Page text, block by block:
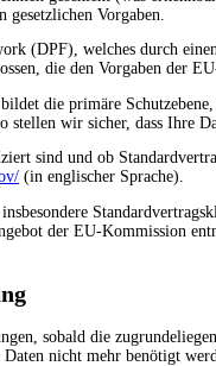
Vorgaben.
(DPF), welches durch
die den Vorgaben der
die primäre
wir sicher, dass Ihre
sind und ob
(in englischer Sprache).
der EU-Kommission
sobald die
nicht mehr benötigt